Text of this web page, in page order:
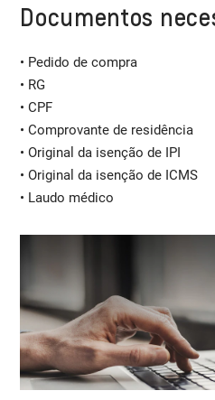
Documentos
• Pedido de compra
• RG
• CPF
• Comprovante de residência
• Original da isenção de IPI
• Original da isenção de ICMS
• Laudo médico